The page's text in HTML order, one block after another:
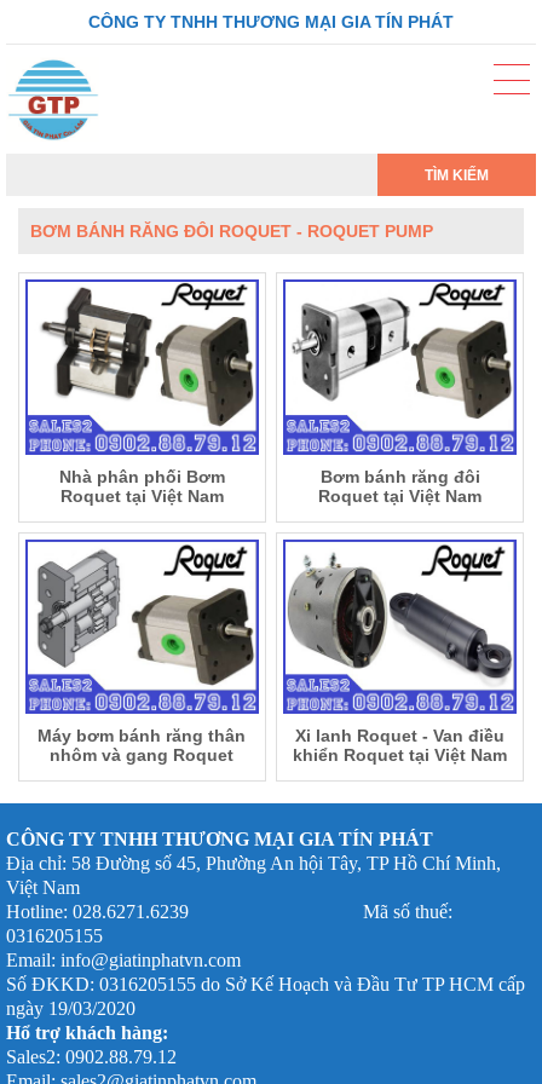
CÔNG TY TNHH THƯƠNG MẠI GIA TÍN PHÁT
TÌM KIẾM
BƠM BÁNH RĂNG ĐÔI ROQUET - ROQUET PUMP
Nhà phân phối Bơm
Roquet tại Việt Nam
Bơm bánh răng đôi
Roquet tại Việt Nam
Máy bơm bánh răng thân
nhôm và gang Roquet
Xi lanh Roquet - Van điều
khiển Roquet tại Việt Nam
CÔNG TY TNHH THƯƠNG MẠI GIA TÍN PHÁT
Địa chỉ: 58 Đường số 45, Phường An hội Tây, TP Hồ Chí Minh,
Việt Nam
Hotline: 028.6271.6239 Mã số thuế:
0316205155
Email: info@giatinphatvn.com
Số ĐKKD: 0316205155 do Sở Kế Hoạch và Đầu Tư TP HCM cấp
ngày 19/03/2020
Hổ trợ khách hàng:
Sales2: 0902.88.79.12